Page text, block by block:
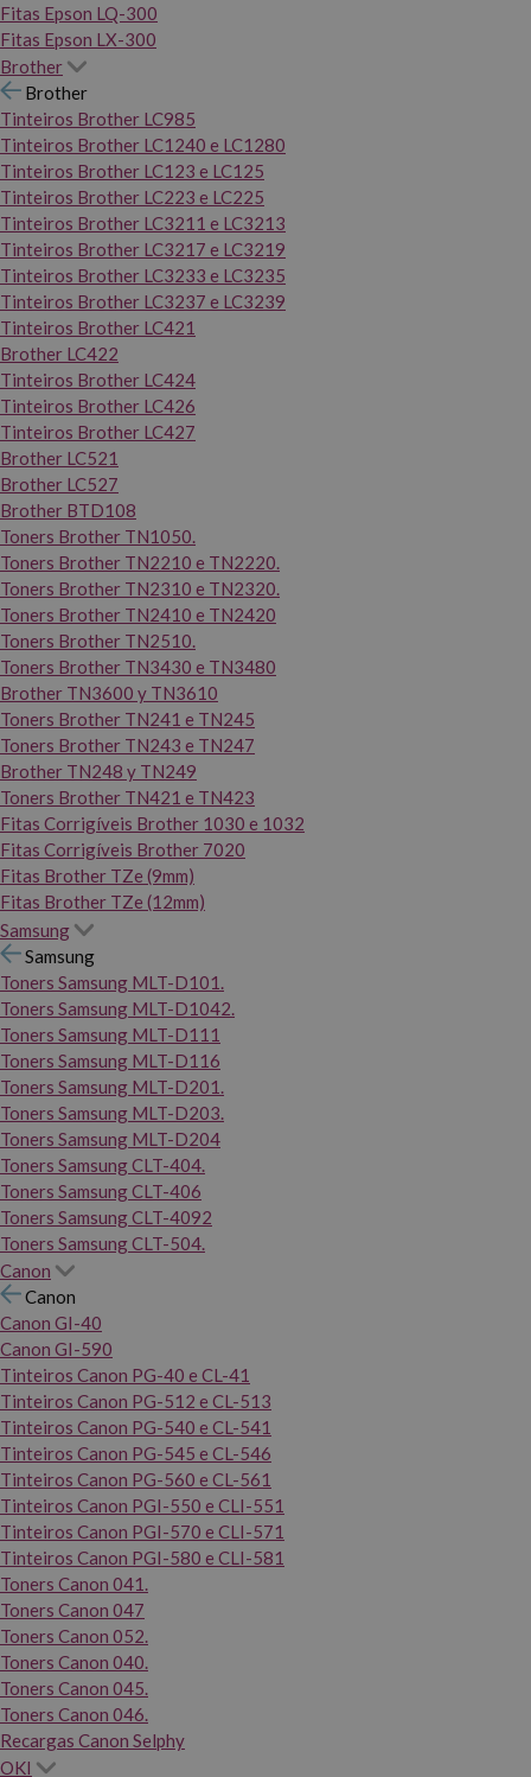
Fitas Epson LQ-300
Fitas Epson LX-300
Brother
Brother
Tinteiros Brother LC985
Tinteiros Brother LC1240 e LC1280
Tinteiros Brother LC123 e LC125
Tinteiros Brother LC223 e LC225
Tinteiros Brother LC3211 e LC3213
Tinteiros Brother LC3217 e LC3219
Tinteiros Brother LC3233 e LC3235
Tinteiros Brother LC3237 e LC3239
Tinteiros Brother LC421
Brother LC422
Tinteiros Brother LC424
Tinteiros Brother LC426
Tinteiros Brother LC427
Brother LC521
Brother LC527
Brother BTD108
Toners Brother TN1050.
Toners Brother TN2210 e TN2220.
Toners Brother TN2310 e TN2320.
Toners Brother TN2410 e TN2420
Toners Brother TN2510.
Toners Brother TN3430 e TN3480
Brother TN3600 y TN3610
Toners Brother TN241 e TN245
Toners Brother TN243 e TN247
Brother TN248 y TN249
Toners Brother TN421 e TN423
Fitas Corrigíveis Brother 1030 e 1032
Fitas Corrigíveis Brother 7020
Fitas Brother TZe (9mm)
Fitas Brother TZe (12mm)
Samsung
Samsung
Toners Samsung MLT-D101.
Toners Samsung MLT-D1042.
Toners Samsung MLT-D111
Toners Samsung MLT-D116
Toners Samsung MLT-D201.
Toners Samsung MLT-D203.
Toners Samsung MLT-D204
Toners Samsung CLT-404.
Toners Samsung CLT-406
Toners Samsung CLT-4092
Toners Samsung CLT-504.
Canon
Canon
Canon GI-40
Canon GI-590
Tinteiros Canon PG-40 e CL-41
Tinteiros Canon PG-512 e CL-513
Tinteiros Canon PG-540 e CL-541
Tinteiros Canon PG-545 e CL-546
Tinteiros Canon PG-560 e CL-561
Tinteiros Canon PGI-550 e CLI-551
Tinteiros Canon PGI-570 e CLI-571
Tinteiros Canon PGI-580 e CLI-581
Toners Canon 041.
Toners Canon 047
Toners Canon 052.
Toners Canon 040.
Toners Canon 045.
Toners Canon 046.
Recargas Canon Selphy
OKI